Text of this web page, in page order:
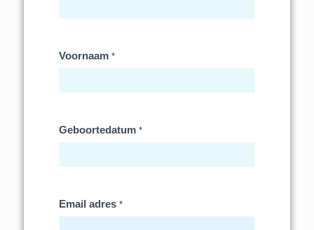
Voornaam *
Geboortedatum *
Email adres *